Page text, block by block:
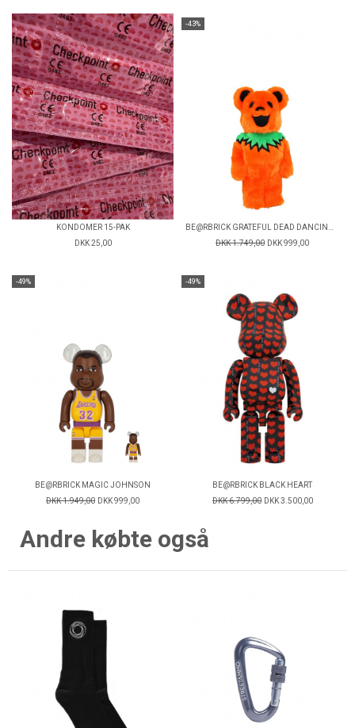
KONDOMER 15-PAK
DKK 25,00
-43%
DKK 1.749,00 DKK 999,00
-49%
BE@RBRICK MAGIC JOHNSON
DKK 1.949,00 DKK 999,00
-49%
BE@RBRICK BLACK HEART
DKK 6.799,00 DKK 3.500,00
Andre købte også